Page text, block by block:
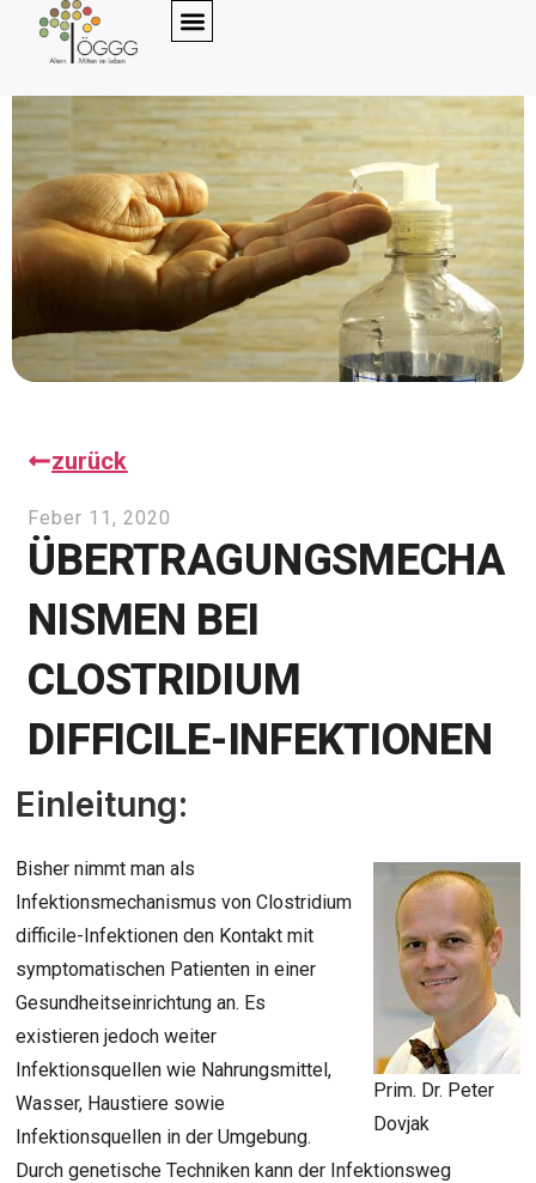
zurück
Feber 11, 2020
ÜBERTRAGUNGSMECHA
NISMEN BEI
CLOSTRIDIUM
DIFFICILE-INFEKTIONEN
Einleitung:
Prim. Dr. Peter
Dovjak
Bisher nimmt man als
Infektionsmechanismus von Clostridium
difficile-Infektionen den Kontakt mit
symptomatischen Patienten in einer
Gesundheitseinrichtung an. Es
existieren jedoch weiter
Infektionsquellen wie Nahrungsmittel,
Wasser, Haustiere sowie
Infektionsquellen in der Umgebung.
Durch genetische Techniken kann der Infektionsweg